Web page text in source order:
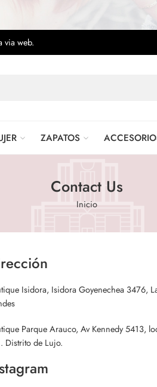
via web.
ZAPATOS
Contact Us
Inicio
Isidora, Isidora Goyenechea 3476,
Parque Arauco, Av Kennedy 5413,
Distrito de Lujo.